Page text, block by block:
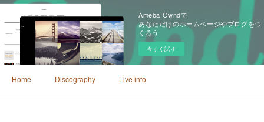
Ameba Owndで
あなただけのホームページやブログをつ
くろう
今すぐ試す
Home Discography Live info